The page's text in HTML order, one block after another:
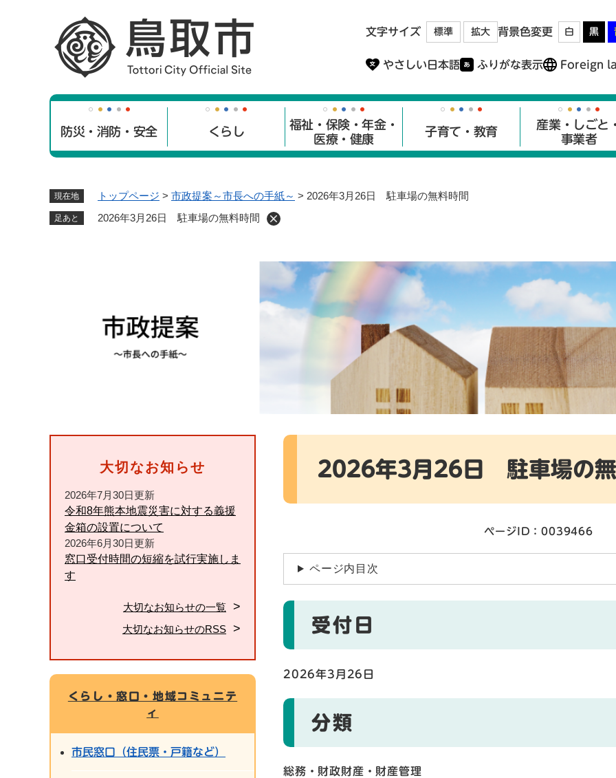
文字サイズ 標準 拡大 背景色変更 白 黒
やさしい日本語 ふりがな表示 Foreign
防災・消防・安全 くらし
福祉・保険・年金・
医療・健康
子育て・教育
産業・しごと
事業者
現在地 トップページ > 市政提案～市長への手紙～ > 2026年3月26日 駐車場の無料時間
足あと 2026年3月26日 駐車場の無料時間
本
2026年3月26日 駐車場の
ページID：0039466
ページ内目次
受付日
2026年3月26日
分類
総務・財政財産・財産管理
大切なお知らせ
2026年7月30日更新
令和8年熊本地震災害に対する義援
金箱の設置について
2026年6月30日更新
窓口受付時間の短縮を試行実施しま
す
大切なお知らせの一覧
大切なお知らせのRSS
くらし・窓口・地域コミュニテ
ィ
市民窓口（住民票・戸籍など）